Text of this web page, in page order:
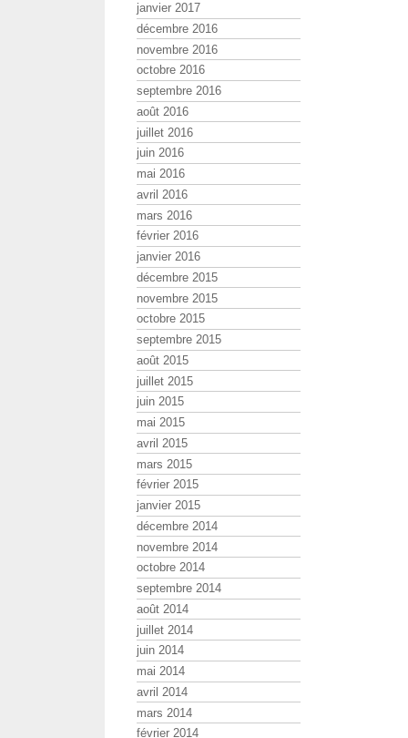
janvier 2017
décembre 2016
novembre 2016
octobre 2016
septembre 2016
août 2016
juillet 2016
juin 2016
mai 2016
avril 2016
mars 2016
février 2016
janvier 2016
décembre 2015
novembre 2015
octobre 2015
septembre 2015
août 2015
juillet 2015
juin 2015
mai 2015
avril 2015
mars 2015
février 2015
janvier 2015
décembre 2014
novembre 2014
octobre 2014
septembre 2014
août 2014
juillet 2014
juin 2014
mai 2014
avril 2014
mars 2014
février 2014